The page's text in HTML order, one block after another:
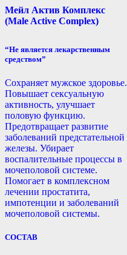
Мейл Актив Комплекс
(Male Active Complex)
“Не является лекарственным
средством”
Сохраняет мужское здоровье.
Повышает сексуальную
активность, улучшает
половую функцию.
Предотвращает развитие
заболеваний предстательной
железы. Убирает
воспалительные процессы в
мочеполовой системе.
Помогает в комплексном
лечении простатита,
импотенции и заболеваний
мочеполовой системы.
СОСТАВ